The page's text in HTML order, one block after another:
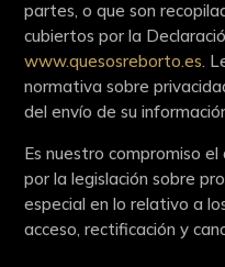
partes, o que son
cubiertos por la
www.quesosreborto.es.
normativa sobre
del envío de su
Es nuestro compromiso
por la legislación sobre
especial en lo relativo a
acceso, rectificación y